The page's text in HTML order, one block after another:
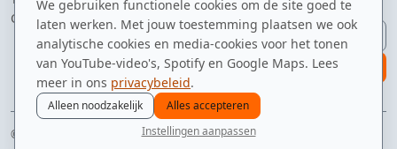
We gebruiken functionele cookies om de site goed te
laten werken. Met jouw toestemming plaatsen we ook
analytische cookies en media-cookies voor het tonen
van YouTube-video's, Spotify en Google Maps. Lees
meer in ons privacybeleid.
Alleen noodzakelijk
Alles accepteren
Instellingen aanpassen
Contact
E-mailadres
aanmelden
© 2010–2026 badmintonline.nl · gemaakt met een backhand smash
spelers ranglijst zomer